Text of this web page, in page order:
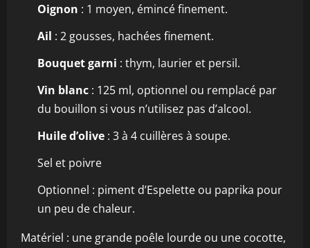
Oignon : 1 moyen, émincé finement.
Ail : 2 gousses, hachées finement.
Bouquet garni : thym, laurier et persil.
Vin blanc : 125 ml, optionnel ou remplacé par
du bouillon si vous n’utilisez pas d’alcool.
Huile d’olive : 3 à 4 cuillères à soupe.
Sel et poivre
Optionnel : piment d’Espelette ou paprika pour
un peu de chaleur.
Matériel : une grande poêle lourde ou une cocotte,